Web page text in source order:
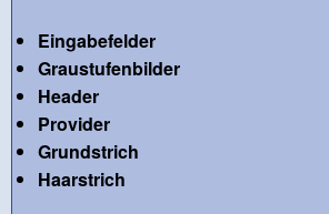
Eingabefelder
Graustufenbilder
Header
Provider
Grundstrich
Haarstrich